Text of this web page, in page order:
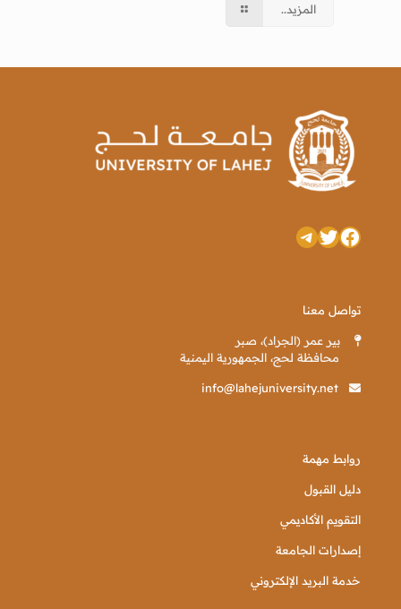
المزيد..
فيسبوك
تويترتيليجرام
تواصل معنا
بير عمر (الجراد)، صبر
محافظة لحج، الجمهورية اليمنية
info@lahejuniversity.net
روابط مهمة
دليل القبول
التقويم الأكاديمي
إصدارات الجامعة
خدمة البريد الإلكتروني